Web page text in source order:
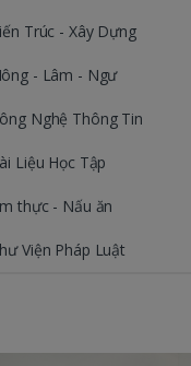
Trúc - Xây Dựng
- Lâm - Ngư
Nghệ Thông Tin
Liệu Học Tập
thực - Nấu ăn
Viện Pháp Luật